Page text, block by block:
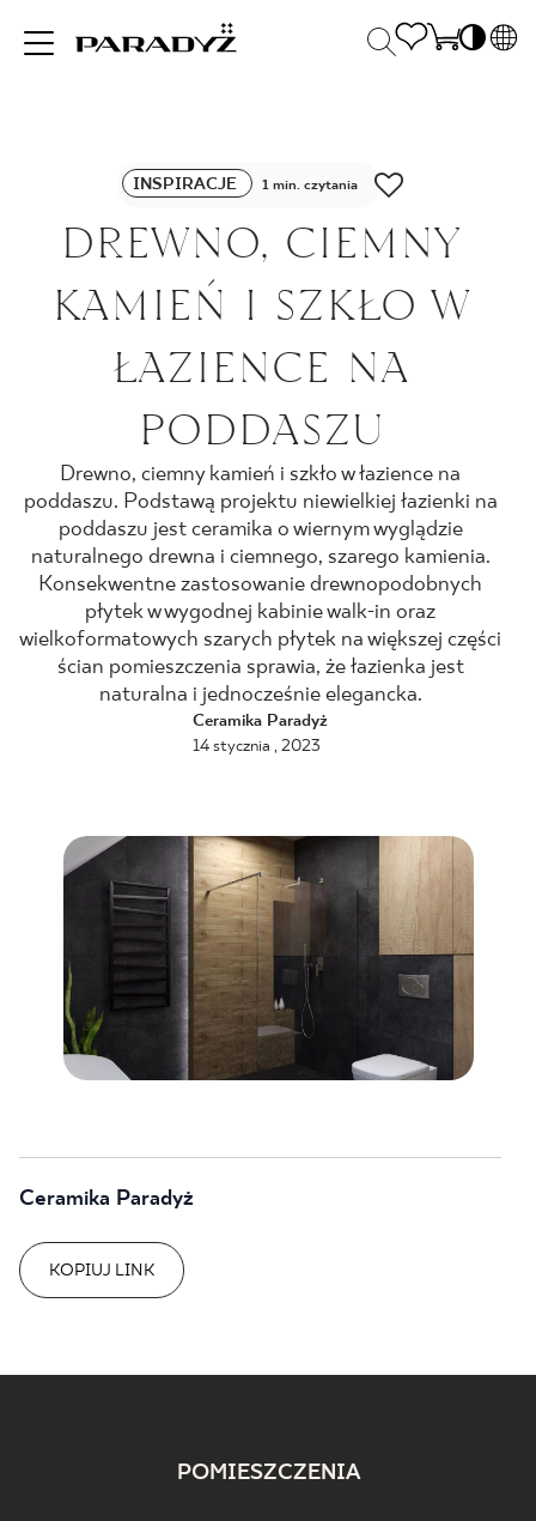
INSPIRACJE
PRODUKTY
KOLEKCJE
DLA BIZNESU
BLOG
GDZIE KUPIĆ
O NAS
MÓJ PROFIL
KONTAKT
EN SK DE
INSPIRACJE 1 min. czytania
DREWNO, CIEMNY
KAMIEŃ I SZKŁO W
ŁAZIENCE NA
PODDASZU
Drewno, ciemny kamień i szkło w łazience na
poddaszu. Podstawą projektu niewielkiej łazienki na
poddaszu jest ceramika o wiernym wyglądzie
naturalnego drewna i ciemnego, szarego kamienia.
Konsekwentne zastosowanie drewnopodobnych
płytek w wygodnej kabinie walk-in oraz
wielkoformatowych szarych płytek na większej części
ścian pomieszczenia sprawia, że łazienka jest
naturalna i jednocześnie elegancka.
Ceramika Paradyż
14 stycznia , 2023
Ceramika Paradyż
KOPIUJ LINK
POMIESZCZENIA